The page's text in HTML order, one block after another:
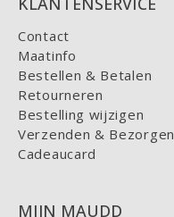
Contact
Maatinfo
Bestellen & Betalen
Retourneren
Bestelling wijzigen
Verzenden & Bezorgen
Cadeaucard
MIJN MAUDD